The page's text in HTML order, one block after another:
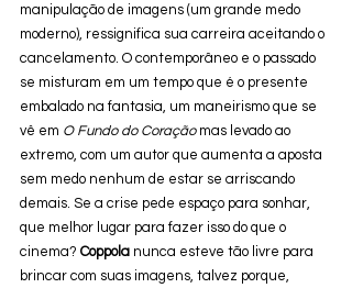
manipulação de imagens (um grande medo
moderno), ressignifica sua carreira aceitando o
cancelamento. O contemporâneo e o passado
se misturam em um tempo que é o presente
embalado na fantasia, um maneirismo que se
vê em O Fundo do Coração mas levado ao
extremo, com um autor que aumenta a aposta
sem medo nenhum de estar se arriscando
demais. Se a crise pede espaço para sonhar,
que melhor lugar para fazer isso do que o
cinema? Coppola nunca esteve tão livre para
brincar com suas imagens, talvez porque,